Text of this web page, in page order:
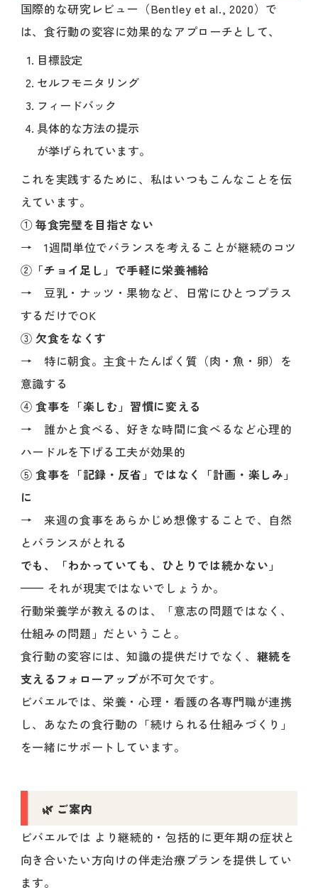
国際的な研究レビュー（Bentley et al., 2020）で
は、食行動の変容に効果的なアプローチとして、
目標設定
セルフモニタリング
フィードバック
具体的な方法の提示
が挙げられています。
これを実践するために、私はいつもこんなことを伝
えています。
① 毎食完璧を目指さない
→ 1週間単位でバランスを考えることが継続のコツ
② 「チョイ足し」で手軽に栄養補給
→ 豆乳・ナッツ・果物など、日常にひとつプラス
するだけでOK
③ 欠食をなくす
→ 特に朝食。主食＋たんぱく質（肉・魚・卵）を
意識する
④ 食事を「楽しむ」習慣に変える
→ 誰かと食べる、好きな時間に食べるなど心理的
ハードルを下げる工夫が効果的
⑤ 食事を「記録・反省」ではなく「計画・楽しみ」
に
→ 来週の食事をあらかじめ想像することで、自然
とバランスがとれる
でも、「わかっていても、ひとりでは続かない」
—— それが現実ではないでしょうか。
行動栄養学が教えるのは、「意志の問題ではなく、
仕組みの問題」だということ。
食行動の変容には、知識の提供だけでなく、 継続を
支えるフォローアップが不可欠です。
ビバエルでは、栄養・心理・看護の各専門職が連携
し、あなたの食行動の「続けられる仕組みづくり」
を一緒にサポートしています。
🌿 ご案内
ビバエルでは より継続的・包括的に更年期の症状と
向き合いたい方向けの伴走治療プランを提供してい
ます。